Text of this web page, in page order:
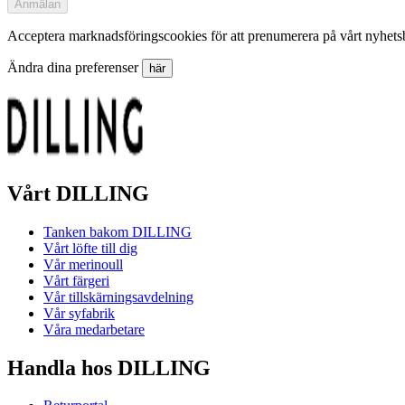
Anmälan
Acceptera marknadsföringscookies för att prenumerera på vårt
Ändra dina preferenser här
Vårt DILLING
Tanken bakom DILLING
Vårt löfte till dig
Vår merinoull
Vårt färgeri
Vår tillskärningsavdelning
Vår syfabrik
Våra medarbetare
Handla hos DILLING